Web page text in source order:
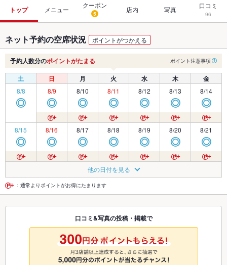
トップ メニュー
クーポン
5 店内 写真 口コミ
96
ネット予約の空席状況 ポイントがつかえる
予約人数分のポイントがたまる ポイント注意事項
土 日 月 火 水 木 金
8/8
◎
8/9
◎
8/10
◎
8/11
◎
8/12
◎
8/13
◎
8/14
◎
8/15
◎
8/16
◎
8/17
◎
8/18
◎
8/19
◎
8/20
◎
8/21
◎
◎ ◎
8/24
◎
8/25
◎
8/26
◎ ◎ ◎
8/29 8/30 8/31
◎
9/1
◎
9/2
◎
9/3 9/4
9/7
◎
9/8
◎
9/9
◎
9/10
他の日付を見る
：通常よりポイントがお得にたまります
口コミ&写真の投稿・掲載で